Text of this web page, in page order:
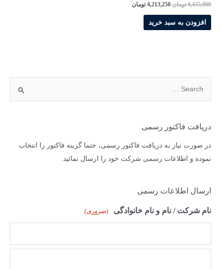
دریافت فاکتور رسمی
در صورت نیاز به دریافت فاکتور رسمی، حتما گزینه فاکتور را انتخاب
نموده و اطلاعات رسمی شرکت خود را ارسال نمائید.
ارسال اطلاعات رسمی
نام شرکت / نام و نام خانوادگی (ضروری)
4,435,000 تومان 4,213,250 تومان
افزودن به سبد خرید